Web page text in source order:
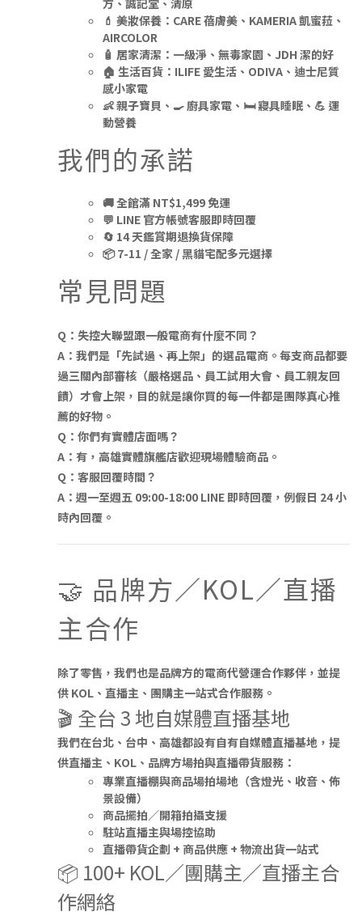
方、誠記堂、清原
💄 美妝保養 ：CARE 蓓膚美、KAMERIA 凱蜜菈、
AIRCOLOR
🧴 居家清潔 ：一級淨、無毒家園、JDH 潔的好
🏠 生活百貨 ：ILIFE 愛生活、ODIVA、迪士尼質
感小家電
👶親子寶貝、🍳 廚具家電、🛏 寢具睡眠、💪 運
動營養
我們的承諾
🚚 全館滿 NT$1,499 免運
💬 LINE 官方帳號客服即時回覆
🔄 14 天鑑賞期退換貨保障
📦 7-11 / 全家 / 黑貓宅配多元選擇
常見問題
Q：失控大聯盟跟一般電商有什麼不同？
A：我們是「先試過、再上架」的選品電商。每支商品都要
過三關內部審核（嚴格選品、員工試用大會、員工親友回
饋）才會上架，目的就是讓你買的每一件都是團隊真心推
薦的好物。
Q：你們有實體店面嗎？
A：有，高雄實體旗艦店歡迎現場體驗商品。
Q：客服回覆時間？
A：週一至週五 09:00-18:00 LINE 即時回覆，例假日 24 小
時內回覆。
🤝 品牌方／KOL／直播
主合作
除了零售，我們也是品牌方的電商代營運合作夥伴 ，並提
供 KOL、直播主、團購主一站式合作服務。
🎬 全台 3 地自媒體直播基地
我們在台北、台中、高雄都設有自有自媒體直播基地，提
供直播主、KOL、品牌方場拍與直播帶貨服務：
專業直播棚與商品場拍場地（含燈光、收音、佈
景設備）
商品擺拍／開箱拍攝支援
駐站直播主與場控協助
直播帶貨企劃 + 商品供應 + 物流出貨一站式
📦 100+ KOL／團購主／直播主合
作網絡